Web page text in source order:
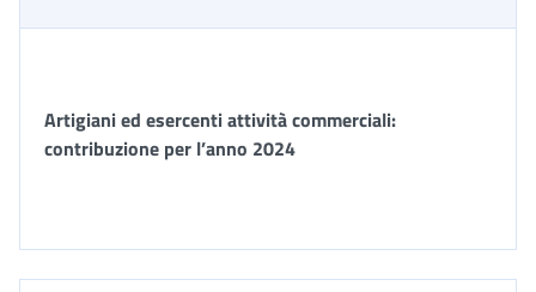
Artigiani ed esercenti attività commerciali:
contribuzione per l’anno 2024